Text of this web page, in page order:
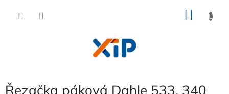
Řezačka páková Dahle 533, 340